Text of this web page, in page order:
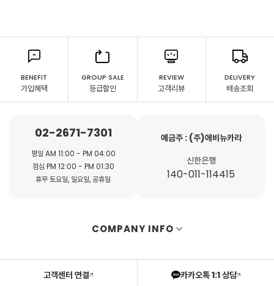
BENEFIT
가입혜택
GROUP SALE
등급할인
REVIEW
고객리뷰
DELIVERY
배송조회
02-2671-7301
평일 AM 11:00 - PM 04:00
점심 PM 12:00 - PM 01:30
휴무 토요일, 일요일, 공휴일
예금주 : (주)애비뉴카라
신한은행
140-011-114415
COMPANY INFO
고객센터 연결 카카오톡 1:1 상담